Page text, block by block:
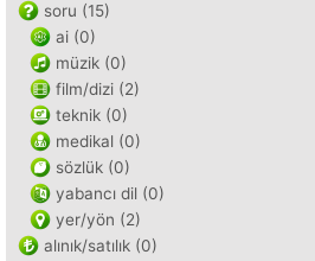
soru (15)
ai (0)
müzik (0)
film/dizi (2)
teknik (0)
medikal (0)
sözlük (0)
yabancı dil (0)
yer/yön (2)
alınık/satılık (0)